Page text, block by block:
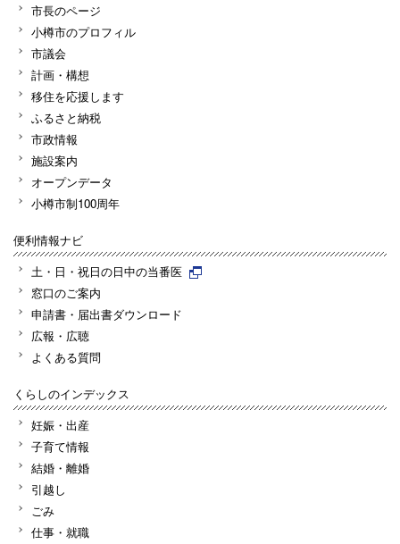
市長のページ
小樽市のプロフィル
市議会
計画・構想
移住を応援します
ふるさと納税
市政情報
施設案内
オープンデータ
小樽市制100周年
便利情報ナビ
土・日・祝日の日中の当番医
窓口のご案内
申請書・届出書ダウンロード
広報・広聴
よくある質問
くらしのインデックス
妊娠・出産
子育て情報
結婚・離婚
引越し
ごみ
仕事・就職